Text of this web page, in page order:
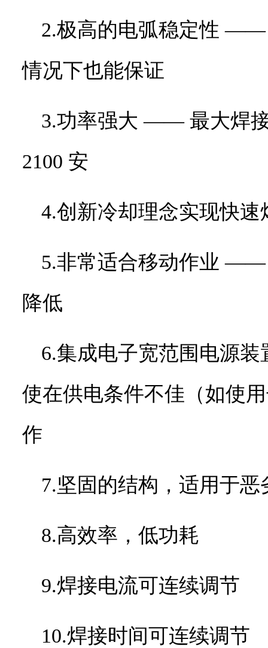
2.极高的电弧稳定性
情况下也能保证
3.功率强大 ——最大焊
2100 安
4.创新冷却理念实现快速
5.非常适合移动作业
降低
6.集成电子宽范围电源
使在供电条件不佳（如使
作
7.坚固的结构，适用于恶
8.高效率，低功耗
9.焊接电流可连续调节
10.焊接时间可连续调节